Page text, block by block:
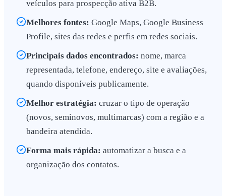
veículos para prospecção ativa B2B.
Melhores fontes: Google Maps, Google Business
Profile, sites das redes e perfis em redes sociais.
Principais dados encontrados: nome, marca
representada, telefone, endereço, site e avaliações,
quando disponíveis publicamente.
Melhor estratégia: cruzar o tipo de operação
(novos, seminovos, multimarcas) com a região e a
bandeira atendida.
Forma mais rápida: automatizar a busca e a
organização dos contatos.